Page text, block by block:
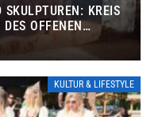
SKULPTUREN: KREIS
OFFENEN
KULTUR & LIFESTYLE